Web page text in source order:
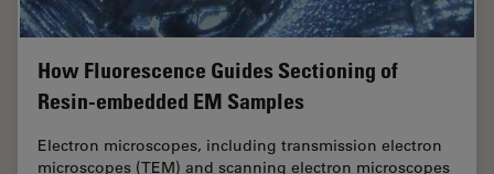
How Fluorescence Guides Sectioning of
Resin-embedded EM Samples
Electron microscopes, including transmission electron
microscopes (TEM) and scanning electron microscopes